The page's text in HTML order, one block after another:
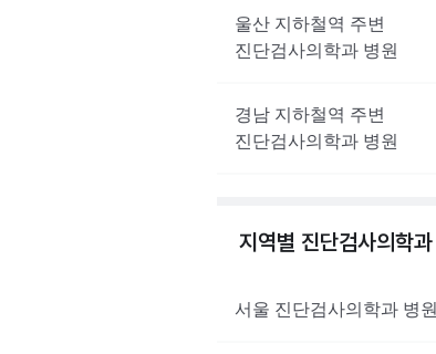
울산 지하철역 주변
진단검사의학과 병원
경남 지하철역 주변
진단검사의학과 병원
지역별 진단검사의학과
서울 진단검사의학과 병원